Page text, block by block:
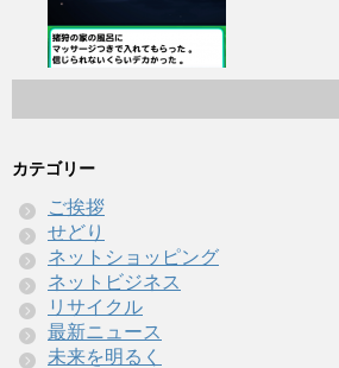
カテゴリー
ご挨拶
せどり
ネットショッピング
ネットビジネス
リサイクル
最新ニュース
未来を明るく